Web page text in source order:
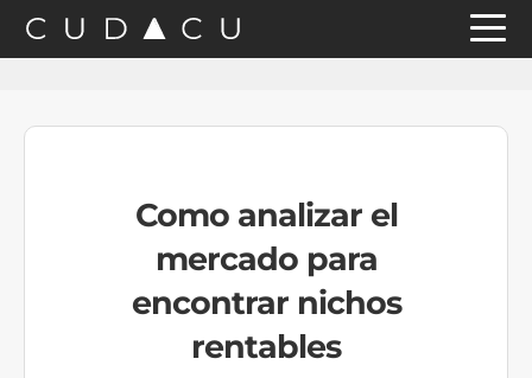
Saltar
a
Saltar
al
Saltar
a
Como analizar el
mercado para
encontrar nichos
rentables